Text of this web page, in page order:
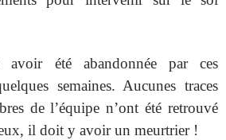
avoir été abandonnée par ces
semaines. Aucunes traces
de l’équipe n’ont été retrouvé
il doit y avoir un meurtrier !